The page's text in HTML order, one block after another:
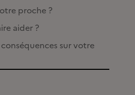
proche ?
aider ?
sur votre